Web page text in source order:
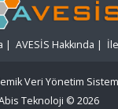
| AVESİS Hakkında |
Veri Yönetim
Teknoloji © 2026